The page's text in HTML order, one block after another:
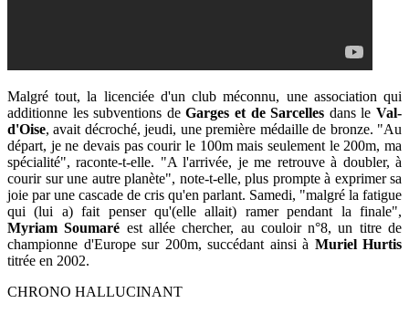
Malgré tout, la licenciée d'un club méconnu, une association qui
additionne les subventions deGarges et de Sarcelles dans leVal-
d'Oise, avait décroché, jeudi, une première médaille de bronze. "Au
départ, je ne devais pas courir le 100m mais seulement le 200m, ma
spécialité", raconte-t-elle. "A l'arrivée, je me retrouve à doubler, à
courir sur une autre planète", note-t-elle, plus prompte à exprimer sa
joie par une cascade de cris qu'en parlant. Samedi, "malgré la fatigue
qui (lui a) fait penser qu'(elle allait) ramer pendant la finale",
Myriam Soumaré est allée chercher, au couloir n°8, un titre de
championne d'Europe sur 200m, succédant ainsi à Muriel Hurtis
titrée en 2002.
CHRONO HALLUCINANT